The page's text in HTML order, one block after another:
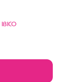
IBICO